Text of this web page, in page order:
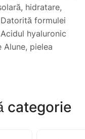
hidratare,
formulei
hyaluronic
pielea
cu protecția
pe tot
categorie